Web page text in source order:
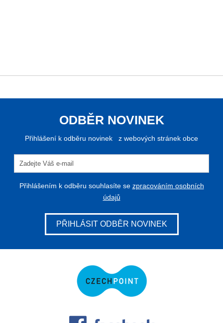
ODBĚR NOVINEK
Přihlášení k odběru novinek z webových stránek obce
Přihlášením k odběru souhlasíte se zpracováním osobních
údajů
PŘIHLÁSIT ODBĚR NOVINEK